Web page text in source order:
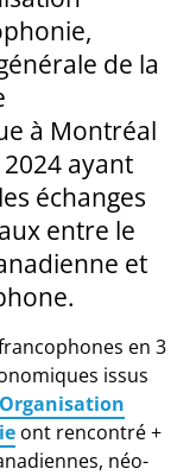
de la
à Montréal
ayant
échanges
entre le
et
en 3
issus
Organisation
ont rencontré +
néo-